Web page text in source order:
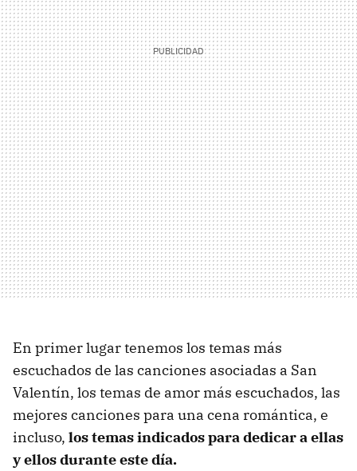
En primer lugar tenemos los temas más
escuchados de las canciones asociadas a San
Valentín, los temas de amor más escuchados, las
mejores canciones para una cena romántica, e
incluso, los temas indicados para dedicar a ellas
y ellos durante este día.